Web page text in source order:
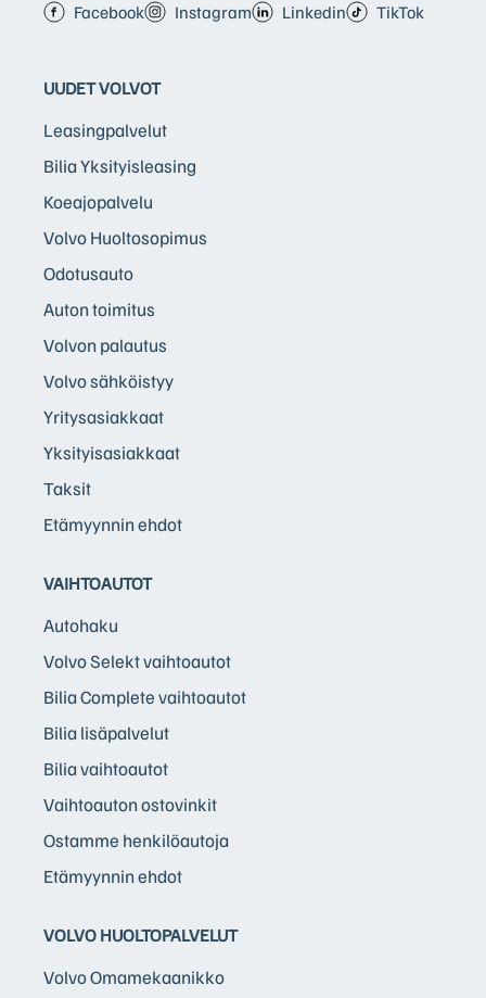
Facebook Instagram Linkedin TikTok
UUDET VOLVOT
Leasingpalvelut
Bilia Yksityisleasing
Koeajopalvelu
Volvo Huoltosopimus
Odotusauto
Auton toimitus
Volvon palautus
Volvo sähköistyy
Yritysasiakkaat
Yksityisasiakkaat
Taksit
Etämyynnin ehdot
VAIHTOAUTOT
Autohaku
Volvo Selekt vaihtoautot
Bilia Complete vaihtoautot
Bilia lisäpalvelut
Bilia vaihtoautot
Vaihtoauton ostovinkit
Ostamme henkilöautoja
Etämyynnin ehdot
VOLVO HUOLTOPALVELUT
Volvo Omamekaanikko